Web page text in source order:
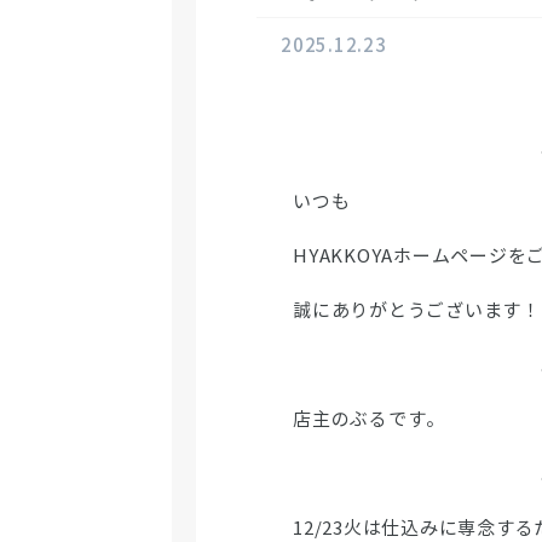
2025.12.23
.
いつも
HYAKKOYAホームページを
誠にありがとうございます！
.
店主のぶるです。
.
12/23火は仕込みに専念する